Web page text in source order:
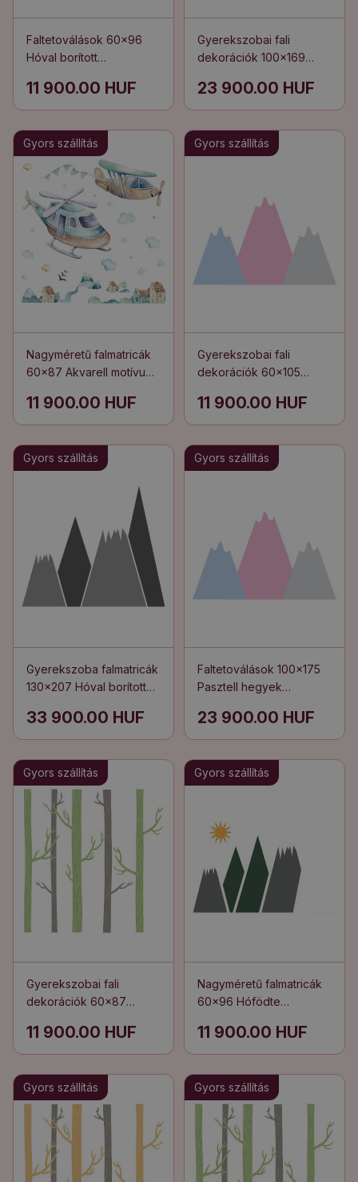
Faltetoválások 60x96
Hóval borított
illusztrációja
11 900.00 HUF
Gyerekszobai fali
dekorációk 100x169
erdőben
23 900.00 HUF
Gyors szállítás
Nagyméretű falmatricák
60x87 Akvarell motívum
repülőgépről a város
felett
11 900.00 HUF
Gyors szállítás
Gyerekszobai fali
dekorációk 60x105
illusztrációja hófödte
csúcsokkal
11 900.00 HUF
Gyors szállítás
Gyerekszoba falmatricák
130x207 Hóval borított
illusztrációja
33 900.00 HUF
Gyors szállítás
Faltetoválások 100x175
Pasztell hegyek
csúcsokkal
23 900.00 HUF
Gyors szállítás
Gyerekszobai fali
dekorációk 60x87
pasztellszínű erdőben
díszfákkal
11 900.00 HUF
Gyors szállítás
Nagyméretű falmatricák
60x96 Hófödte
illusztrációja
11 900.00 HUF
Gyors szállítás Gyors szállítás